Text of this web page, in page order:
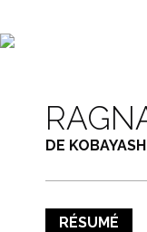
DE
RÉSUMÉ